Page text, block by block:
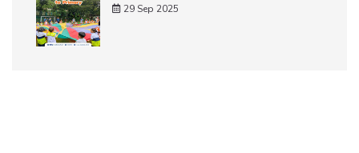
29 Sep 2025